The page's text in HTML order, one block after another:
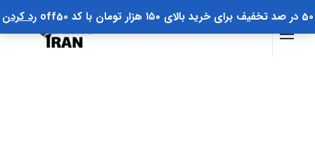
50 در صد تخفیف برای خرید بالای ۱۵۰ هزار تومان با کد off50 رد کردن